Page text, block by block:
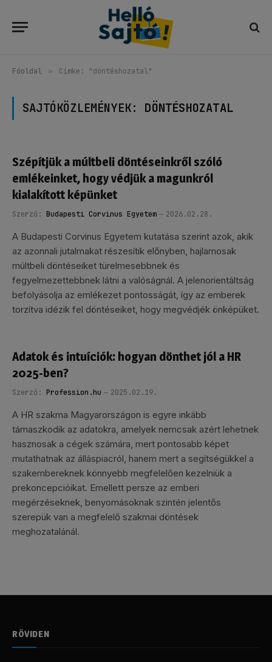
Főoldal » Címke: "döntéshozatal"
SAJTÓKÖZLEMÉNYEK: DÖNTÉSHOZATAL
Szépítjük a múltbeli döntéseinkről szóló
emlékeinket, hogy védjük a magunkról
kialakított képünket
Szerző: Budapesti Corvinus Egyetem 2026.02.28.
A Budapesti Corvinus Egyetem kutatása szerint azok, akik
az azonnali jutalmakat részesítik előnyben, hajlamosak
múltbeli döntéseiket türelmesebbnek és
fegyelmezettebbnek látni a valóságnál. A jelenorientáltság
befolyásolja az emlékezet pontosságát, így az emberek
torzítva idézik fel döntéseiket, hogy megvédjék önképüket.
Adatok és intuíciók: hogyan dönthet jól a HR
2025-ben?
Szerző: Profession.hu 2025.02.19.
A HR szakma Magyarországon is egyre inkább
támaszkodik az adatokra, amelyek nemcsak azért lehetnek
hasznosak a cégek számára, mert pontosabb képet
mutathatnak az álláspiacról, hanem mert a segítségükkel a
szakembereknek könnyebb megfelelően kezelniük a
prekoncepcióikat. Emellett persze az emberi
megérzéseknek, benyomásoknak szintén jelentős
szerepük van a megfelelő szakmai döntések
meghozatalánál.
RÖVIDEN